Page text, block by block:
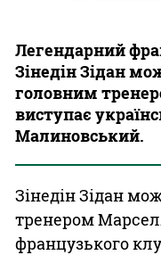
Легендарний
Зінедін Зідан
головним
виступає
Малиновський.
Зінедін Зідан
тренером
французького